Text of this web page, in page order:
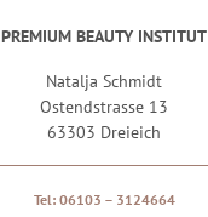
PREMIUM BEAUTY INSTITUT
Natalja Schmidt
Ostendstrasse 13
63303 Dreieich
Tel: 06103 – 3124664